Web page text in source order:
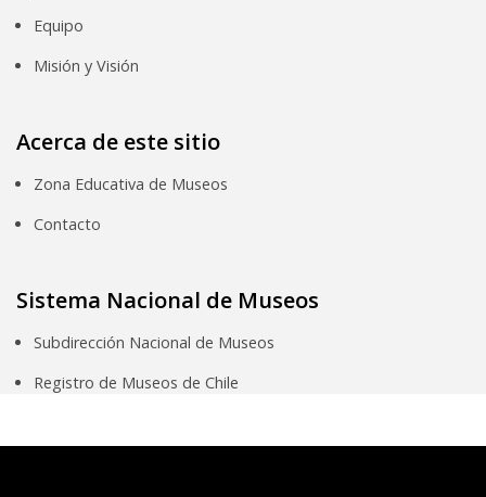
Equipo
Misión y Visión
Acerca de este sitio
Zona Educativa de Museos
Contacto
Sistema Nacional de Museos
Subdirección Nacional de Museos
Registro de Museos de Chile